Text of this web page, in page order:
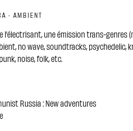
· AMBIENT
l’électrisant, une émission trans-genres
no wave, soundtracks, psychedelic,
noise, folk, etc.
Russia : New adventures